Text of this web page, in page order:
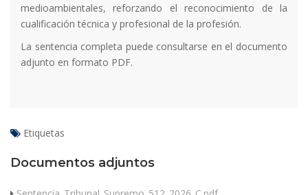
medioambientales, reforzando el reconocimiento de la
cualificación técnica y profesional de la profesión.
La sentencia completa puede consultarse en el documento
adjunto en formato PDF.
Etiquetas
Documentos adjuntos